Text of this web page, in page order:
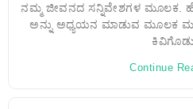
ನಮ್ಮ ಜೀವನದ ಸನ್ನಿವೇಶಗಳ ಮೂಲಕ.
ಅನ್ನು ಅಧ್ಯಯನ ಮಾಡುವ ಮೂಲಕ
Continue